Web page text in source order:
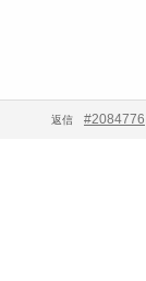
#2084776
返信